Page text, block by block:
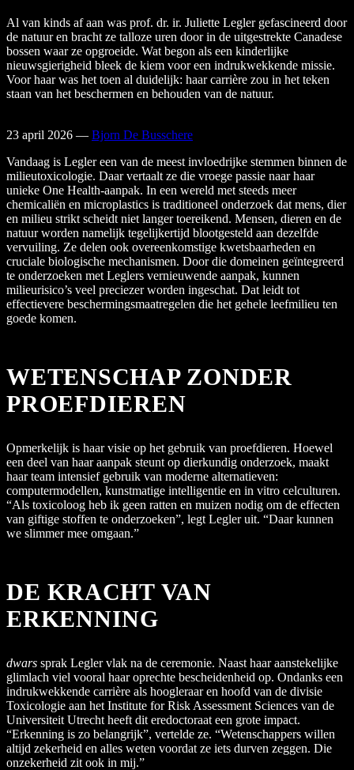
Al van kinds af aan was prof. dr. ir. Juliette Legler gefascineerd door
de natuur en bracht ze talloze uren door in de uitgestrekte Canadese
bossen waar ze opgroeide. Wat begon als een kinderlijke
nieuwsgierigheid bleek de kiem voor een indrukwekkende missie.
Voor haar was het toen al duidelijk: haar carrière zou in het teken
staan van het beschermen en behouden van de natuur.
23 april 2026 — Bjorn De Busschere
Vandaag is Legler een van de meest invloedrijke stemmen binnen de
milieutoxicologie. Daar vertaalt ze die vroege passie naar haar
unieke One Health-aanpak. In een wereld met steeds meer
chemicaliën en microplastics is traditioneel onderzoek dat mens, dier
en milieu strikt scheidt niet langer toereikend. Mensen, dieren en de
natuur worden namelijk tegelijkertijd blootgesteld aan dezelfde
vervuiling. Ze delen ook overeenkomstige kwetsbaarheden en
cruciale biologische mechanismen. Door die domeinen geïntegreerd
te onderzoeken met Leglers vernieuwende aanpak, kunnen
milieurisico’s veel preciezer worden ingeschat. Dat leidt tot
effectievere beschermingsmaatregelen die het gehele leefmilieu ten
goede komen.
WETENSCHAP ZONDER
PROEFDIEREN
Opmerkelijk is haar visie op het gebruik van proefdieren. Hoewel
een deel van haar aanpak steunt op dierkundig onderzoek, maakt
haar team intensief gebruik van moderne alternatieven:
computermodellen, kunstmatige intelligentie en in vitro celculturen.
“Als toxicoloog heb ik geen ratten en muizen nodig om de effecten
van giftige stoffen te onderzoeken”, legt Legler uit. “Daar kunnen
we slimmer mee omgaan.”
DE KRACHT VAN
ERKENNING
dwars sprak Legler vlak na de ceremonie. Naast haar aanstekelijke
glimlach viel vooral haar oprechte bescheidenheid op. Ondanks een
indrukwekkende carrière als hoogleraar en hoofd van de divisie
Toxicologie aan het Institute for Risk Assessment Sciences van de
Universiteit Utrecht heeft dit eredoctoraat een grote impact.
“Erkenning is zo belangrijk”, vertelde ze. “Wetenschappers willen
altijd zekerheid en alles weten voordat ze iets durven zeggen. Die
onzekerheid zit ook in mij.”